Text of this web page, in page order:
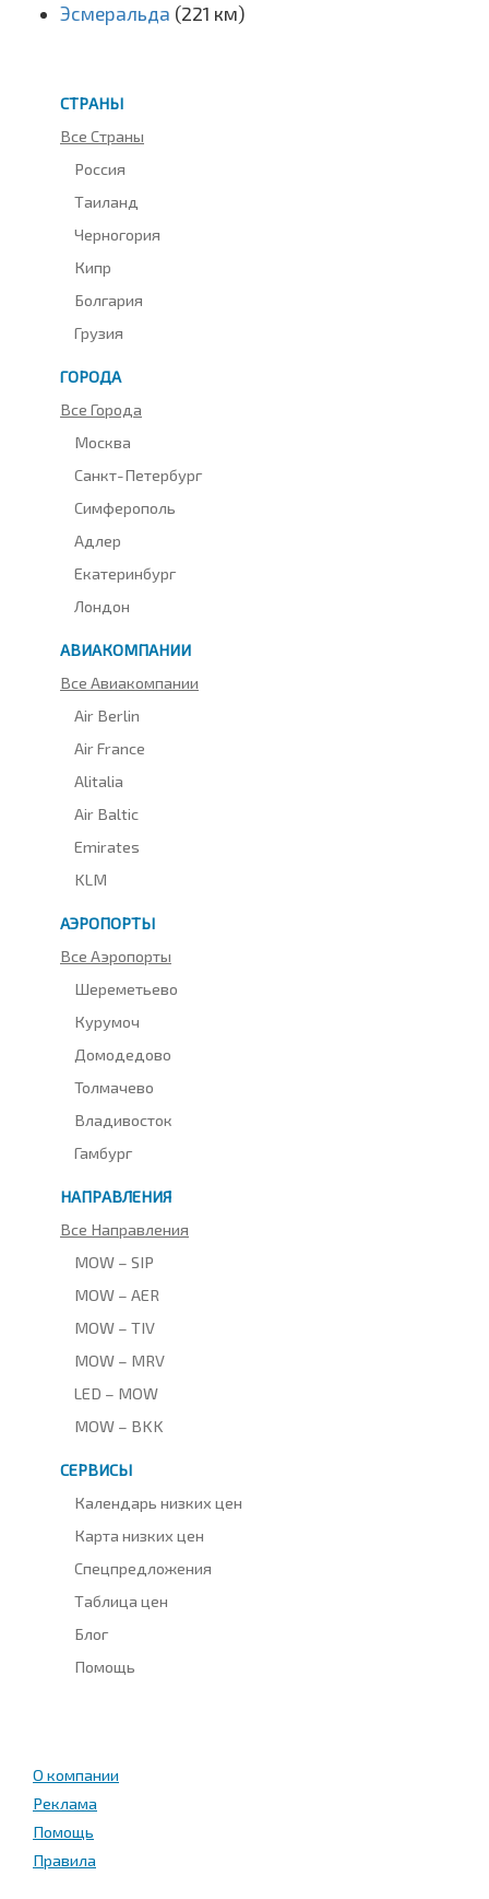
Эсмеральда (221 км)
СТРАНЫ
Все Страны
Россия
Таиланд
Черногория
Кипр
Болгария
Грузия
ГОРОДА
Все Города
Москва
Санкт-Петербург
Симферополь
Адлер
Екатеринбург
Лондон
АВИАКОМПАНИИ
Все Авиакомпании
Air Berlin
Air France
Alitalia
Air Baltic
Emirates
KLM
АЭРОПОРТЫ
Все Аэропорты
Шереметьево
Курумоч
Домодедово
Толмачево
Владивосток
Гамбург
НАПРАВЛЕНИЯ
Все Направления
MOW – SIP
MOW – AER
MOW – TIV
MOW – MRV
LED – MOW
MOW – BKK
СЕРВИСЫ
Календарь низких цен
Карта низких цен
Спецпредложения
Таблица цен
Блог
Помощь
О компании
Реклама
Помощь
Правила